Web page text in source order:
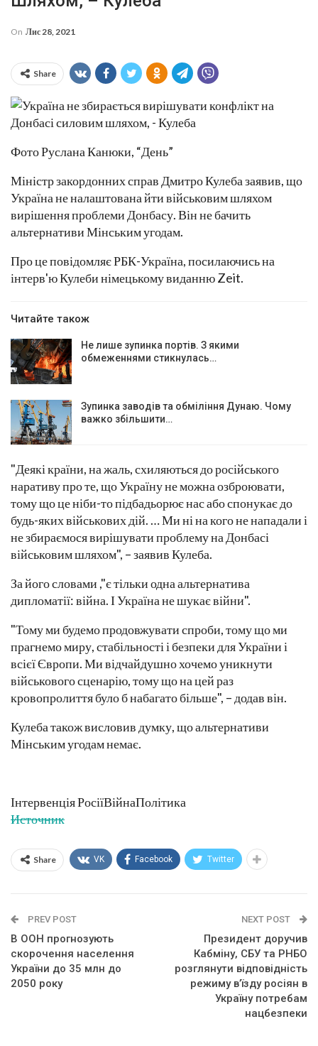
On Лис 28, 2021
Share
Фото Руслана Канюки, “День”
Міністр закордонних справ Дмитро Кулеба заявив, що
Україна не налаштована йти військовим шляхом
вирішення проблеми Донбасу. Він не бачить
альтернативи Мінським угодам.
Про це повідомляє РБК-Україна, посилаючись на
інтерв'ю Кулеби німецькому виданню Zeit.
Читайте також
Не лише зупинка портів. З якими
обмеженнями стикнулась…
Зупинка заводів та обміління Дунаю. Чому
важко збільшити…
"Деякі країни, на жаль, схиляються до російського
наративу про те, що Україну не можна озброювати,
тому що це ніби-то підбадьорює нас або спонукає до
будь-яких військових дій. … Ми ні на кого не нападали і
не збираємося вирішувати проблему на Донбасі
військовим шляхом", – заявив Кулеба.
За його словами ,"є тільки одна альтернатива
дипломатії: війна. І Україна не шукає війни".
"Тому ми будемо продовжувати спроби, тому що ми
прагнемо миру, стабільності і безпеки для України і
всієї Європи. Ми відчайдушно хочемо уникнути
військового сценарію, тому що на цей раз
кровопролиття було б набагато більше", – додав він.
Кулеба також висловив думку, що альтернативи
Мінським угодам немає.
Інтервенція РосіїВійнаПолітика
Источник
Share VK Facebook Twitter
PREV POST
В ООН прогнозують
скорочення населення
України до 35 млн до
2050 року
NEXT POST
Президент доручив
Кабміну, СБУ та РНБО
розглянути відповідність
режиму в’їзду росіян в
Україну потребам
нацбезпеки